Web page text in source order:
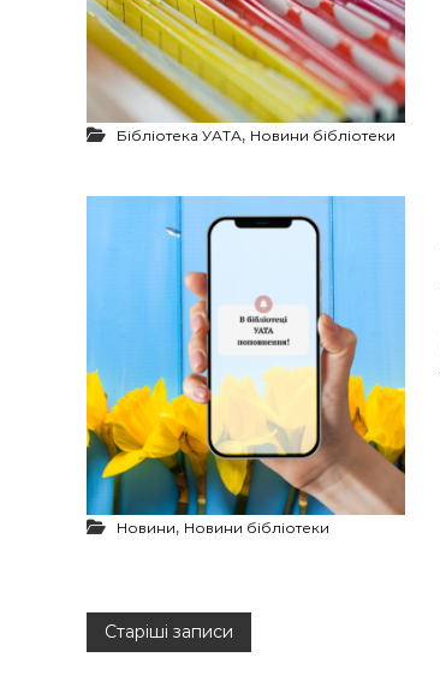
Бібліотека УАТА, Новини бібліотеки
Новини, Новини бібліотеки
Н
Старіші записи